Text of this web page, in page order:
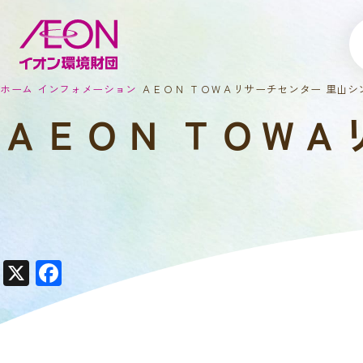
ホーム インフォメーション ＡＥＯＮ ＴＯＷＡリサーチセンター 里山シ
ＡＥＯＮ ＴＯＷＡ
X
a